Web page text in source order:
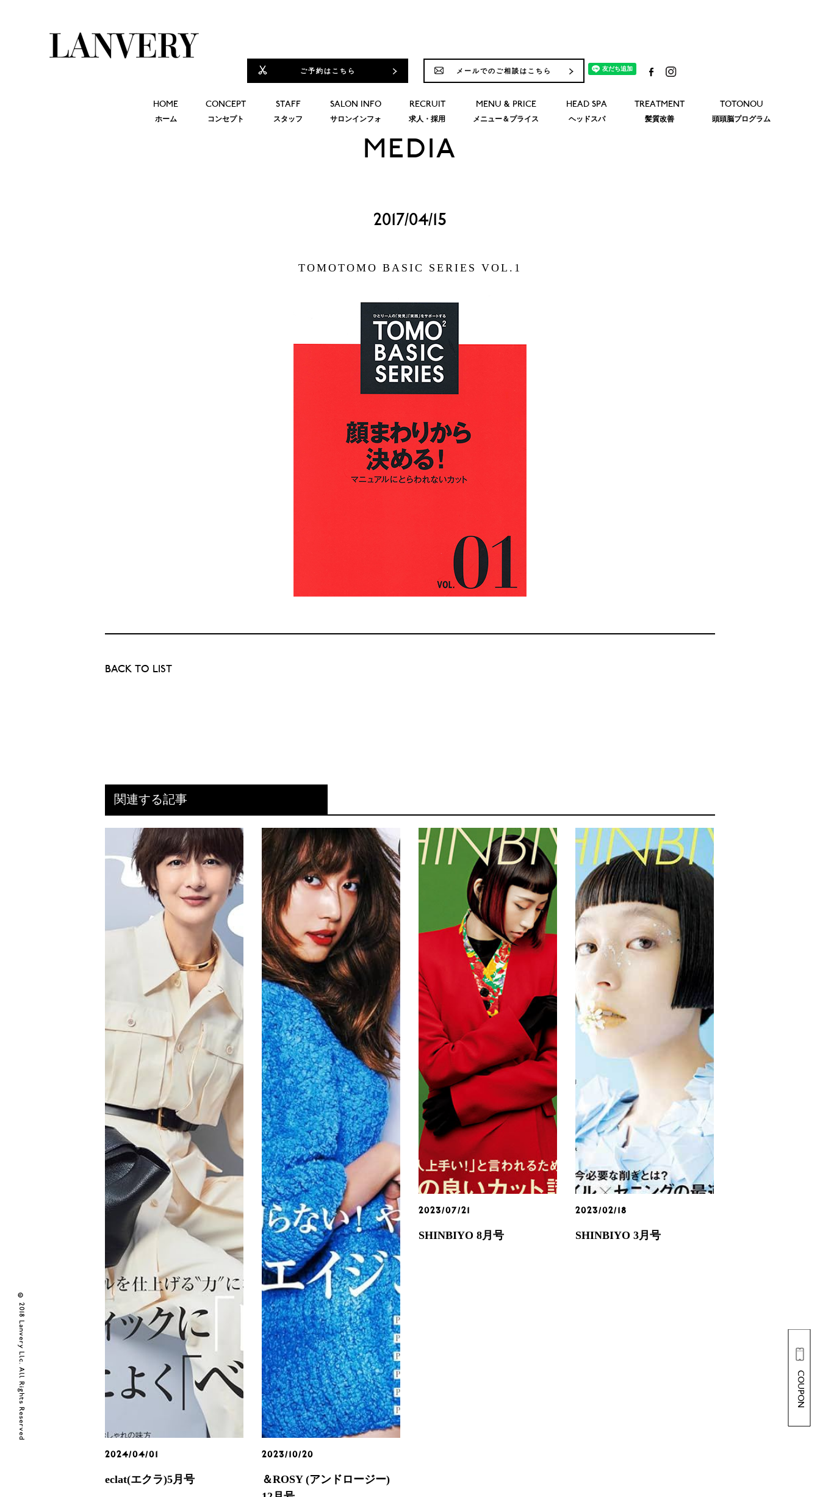
ご予約はこちら メールでのご相談はこちら
HOME
ホーム
CONCEPT
コンセプト
STAFF
スタッフ
SALON INFO
サロンインフォ
RECRUIT
求人・採用
MENU & PRICE
メニュー＆プライス
HEAD SPA
ヘッドスパ
TREATMENT
髪質改善
TOTONOU
頭頭脳プログラム
MEDIA
2017/04/15
TOMOTOMO BASIC SERIES VOL.1
BACK TO LIST
関連する記事
2024/04/01
eclat(エクラ)5月号
2023/10/20
＆ROSY (アンドロージー)
2023/07/21
SHINBIYO 8月号
2023/02/18
SHINBIYO 3月号
COUPON
© 2018 Lanvery Llc. All Rights Reserved